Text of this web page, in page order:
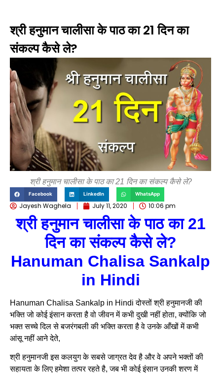
श्री हनुमान चालीसा के पाठ का 21 दिन का
संकल्प कैसे ले?
श्री हनुमान चालीसा के पाठ का 21 दिन का संकल्प कैसे ले?
Facebook LinkedIn WhatsApp
Jayesh Waghela July 11, 2020 10:06 pm
श्री हनुमान चालीसा के पाठ का 21
दिन का संकल्प कैसे ले?
Hanuman Chalisa Sankalp
in Hindi
Hanuman Chalisa Sankalp in Hindiदोस्तों श्री हनुमानजी की
भक्ति जो कोई इंसान करता है वो जीवन में कभी दुखी नहीं होता, क्योंकि जो
भक्त सच्चे दिल से बजरंगबली की भक्ति करता है वे उनके आँखों में कभी
आंसू नहीं आने देते,
श्री हनुमानजी इस कलयुग के सबसे जाग्रत देव है और वे अपने भक्तों की
सहायता के लिए हमेशा तत्पर रहते है, जब भी कोई इंसान उनकी शरण में